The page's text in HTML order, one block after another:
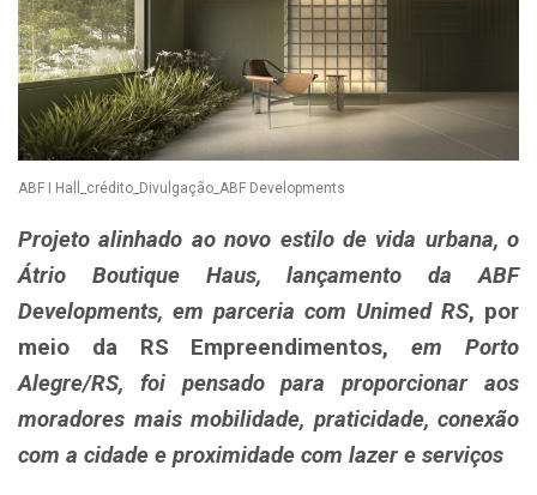
ABF I Hall_crédito_Divulgação_ABF Developments
Projeto alinhado ao novo estilo de vida urbana, o
Átrio Boutique Haus, lançamento da ABF
Developments, em parceria com Unimed RS, por
meio da RS Empreendimentos, em Porto
Alegre/RS, foi pensado para proporcionar aos
moradores mais mobilidade, praticidade, conexão
com a cidade e proximidade com lazer e serviços